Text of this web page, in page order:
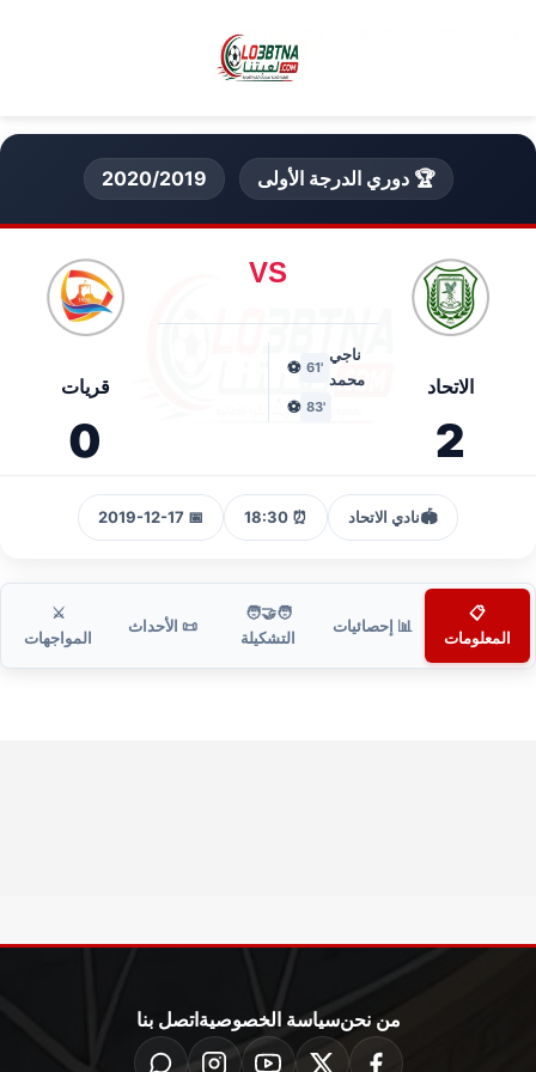
🏆 دوري الدرجة الأولى 2020/2019
الاتحاد
2
VS
ناجي
محمد
'61
⚽
'83
⚽
قريات
0
🏟️نادي الاتحاد ⏰ 18:30
📅 2019-12-17
📋
المعلومات
📊 إحصائيات
🧑‍🤝‍🧑
التشكيلة
📜 الأحداث
⚔️
المواجهات
من نحنسياسة الخصوصية اتصل بنا